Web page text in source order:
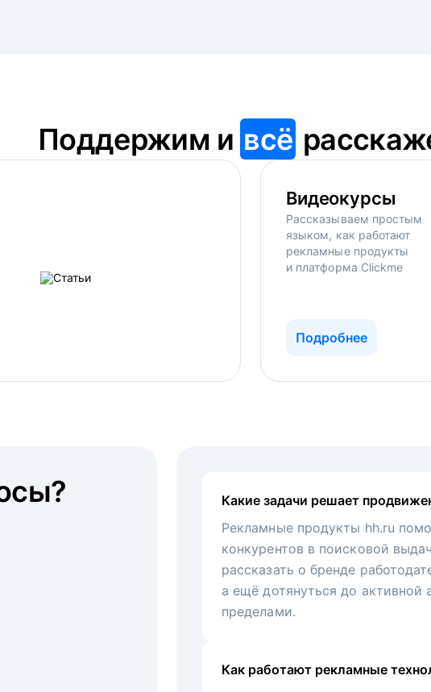
Поддержим и всё
Видеокурсы
Рассказываем простым
языком, как работают
рекламные продукты
и платформа Clickme
Подробнее
Какие задачи решает
Рекламные продукты hh.ru
конкурентов в поисковой
рассказать о бренде
а ещё дотянуться до активной
пределами.
Как работают рекламные